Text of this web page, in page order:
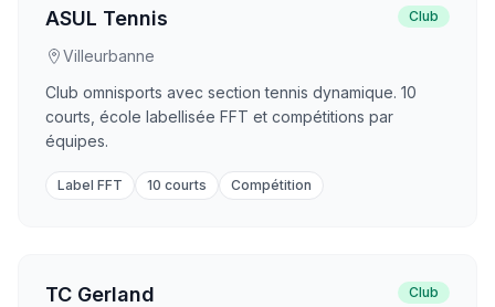
ASUL Tennis Club
Villeurbanne
Club omnisports avec section tennis dynamique. 10
courts, école labellisée FFT et compétitions par
équipes.
Label FFT 10 courts Compétition
TC Gerland Club